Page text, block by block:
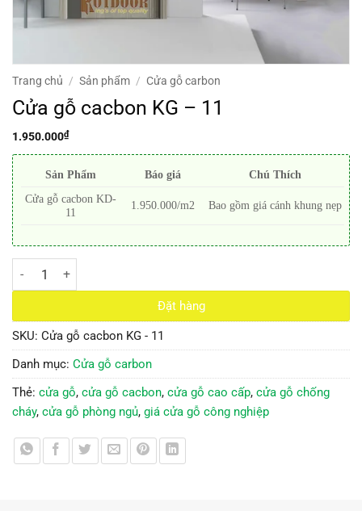
Trang chủ / Sản phẩm / Cửa gỗ carbon
Cửa gỗ cacbon KG – 11
1.950.000₫
Sản Phẩm Báo giá
Chú Thích
Cửa gỗ cacbon KD-
11
1.950.000/m2 Bao gồm giá cánh khung nẹp
Cửa gỗ cacbon KG - 11 số lượng
Đặt hàng
SKU: Cửa gỗ cacbon KG - 11
Danh mục: Cửa gỗ carbon
Thẻ: cửa gỗ, cửa gỗ cacbon, cửa gỗ cao cấp, cửa gỗ chống
cháy, cửa gỗ phòng ngủ, giá cửa gỗ công nghiệp